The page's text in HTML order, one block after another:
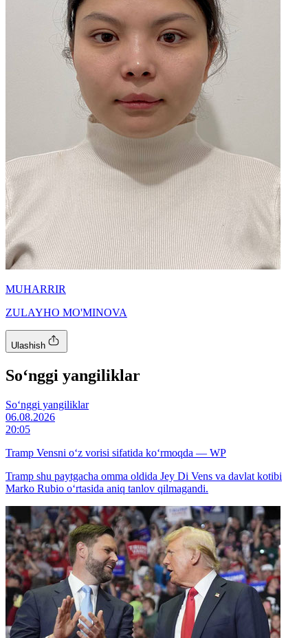
MUHARRIR
ZULAYHO MO'MINOVA
Ulashish
So‘nggi yangiliklar
So‘nggi yangiliklar
06.08.2026
20:05
Tramp Vensni o‘z vorisi sifatida ko‘rmoqda — WP
Tramp shu paytgacha omma oldida Jey Di Vens va davlat kotibi
Marko Rubio o‘rtasida aniq tanlov qilmagandi.